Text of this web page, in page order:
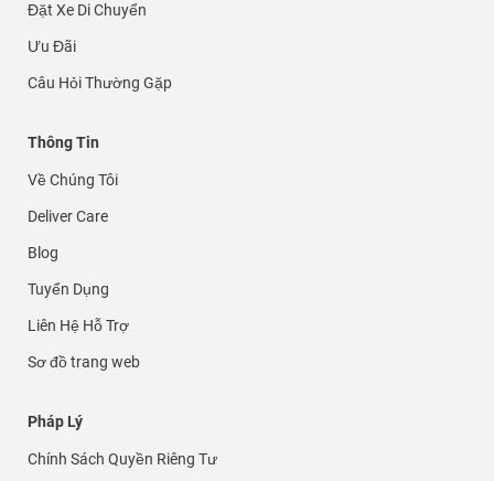
Đặt Xe Di Chuyển
Ưu Đãi
Câu Hỏi Thường Gặp
Thông Tin
Về Chúng Tôi
Deliver Care
Blog
Tuyển Dụng
Liên Hệ Hỗ Trợ
Sơ đồ trang web
Pháp Lý
Chính Sách Quyền Riêng Tư